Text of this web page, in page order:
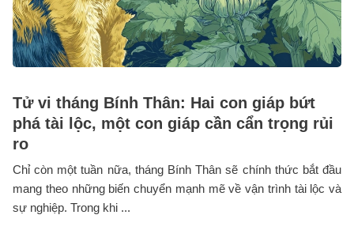
Tử vi tháng Bính Thân: Hai con giáp bứt
phá tài lộc, một con giáp cần cẩn trọng rủi
ro
Chỉ còn một tuần nữa, tháng Bính Thân sẽ chính thức bắt đầu
mang theo những biến chuyển mạnh mẽ về vận trình tài lộc và
sự nghiệp. Trong khi ...